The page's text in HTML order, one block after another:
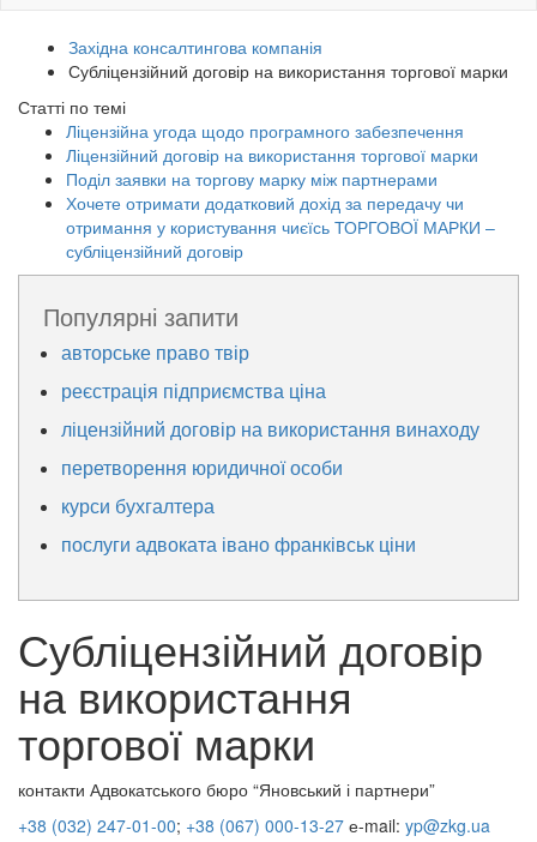
Західна консалтингова компанія
Субліцензійний договір на використання торгової марки
Статті по темі
Ліцензійна угода щодо програмного забезпечення
Ліцензійний договір на використання торгової марки
Поділ заявки на торгову марку між партнерами
Хочете отримати додатковий дохід за передачу чи
отримання у користування чиєїсь ТОРГОВОЇ МАРКИ –
субліцензійний договір
Популярні запити
авторське право твір
реєстрація підприємства ціна
ліцензійний договір на використання винаходу
перетворення юридичної особи
курси бухгалтера
послуги адвоката івано франківськ ціни
Субліцензійний договір
на використання
торгової марки
контакти Адвокатського бюро “Яновський і партнери”
+38 (032) 247-01-00; +38 (067) 000-13-27 е-mail: yp@zkg.ua